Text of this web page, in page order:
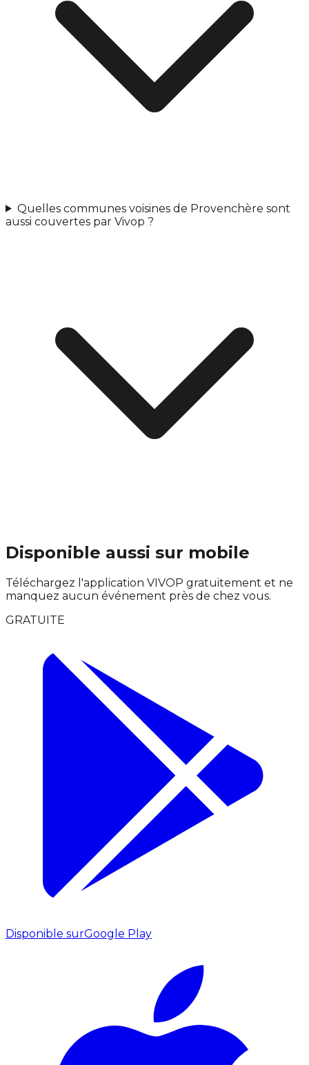
Quelles communes voisines de Provenchère sont
aussi couvertes par Vivop ?
Disponible aussi sur mobile
Téléchargez l'application VIVOP gratuitement et ne
manquez aucun événement près de chez vous.
GRATUITE
Disponible surGoogle Play